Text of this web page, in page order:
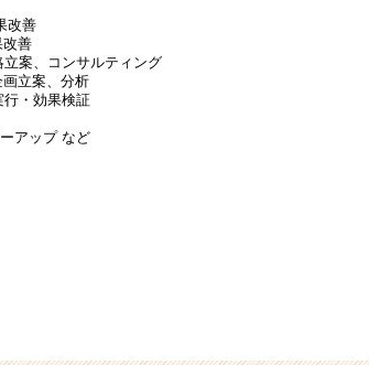
改善
改善
立案、コンサルティング
画立案、分析
行・効果検証
アップ など